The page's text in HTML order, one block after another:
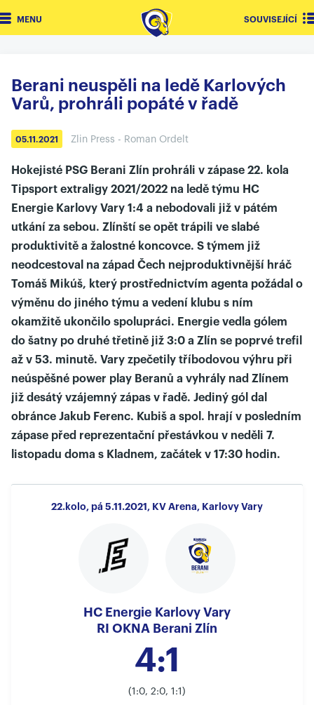
MENU SOUVISEJÍCÍ
Berani neuspěli na ledě Karlových
Varů, prohráli popáté v řadě
05.11.2021 Zlin Press - Roman Ordelt
Hokejisté PSG Berani Zlín prohráli v zápase 22. kola
Tipsport extraligy 2021/2022 na ledě týmu HC
Energie Karlovy Vary 1:4 a nebodovali již v pátém
utkání za sebou. Zlínští se opět trápili ve slabé
produktivitě a žalostné koncovce. S týmem již
neodcestoval na západ Čech nejproduktivnější hráč
Tomáš Mikúš, který prostřednictvím agenta požádal o
výměnu do jiného týmu a vedení klubu s ním
okamžitě ukončilo spolupráci. Energie vedla gólem
do šatny po druhé třetině již 3:0 a Zlín se poprvé trefil
až v 53. minutě. Vary zpečetily tříbodovou výhru při
neúspěšné power play Beranů a vyhrály nad Zlínem
již desátý vzájemný zápas v řadě. Jediný gól dal
obránce Jakub Ferenc. Kubiš a spol. hrají v posledním
zápase před reprezentační přestávkou v neděli 7.
listopadu doma s Kladnem, začátek v 17:30 hodin.
22.kolo, pá 5.11.2021, KV Arena, Karlovy Vary
HC Energie Karlovy Vary
RI OKNA Berani Zlín
4:1
(1:0, 2:0, 1:1)